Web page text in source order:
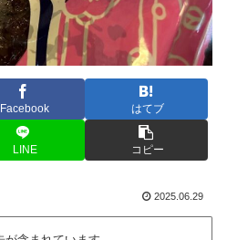
Facebook はてブ
LINE コピー
2025.06.29